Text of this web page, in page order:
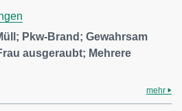
Pkw-Brand; Gewahrsam
ausgeraubt; Mehrere
mehr